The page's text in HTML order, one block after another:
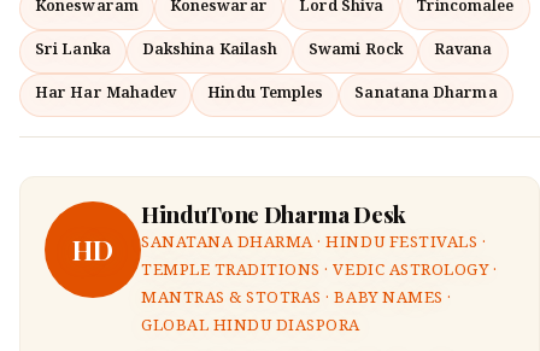
Koneswaram Koneswarar Lord Shiva
Trincomalee
Sri Lanka
Dakshina Kailash Swami Rock
Ravana
Har Har Mahadev
Hindu Temples Sanatana Dharma
HD
HinduTone Dharma Desk
SANATANA DHARMA · HINDU FESTIVALS ·
TEMPLE TRADITIONS · VEDIC ASTROLOGY ·
MANTRAS & STOTRAS · BABY NAMES ·
GLOBAL HINDU DIASPORA